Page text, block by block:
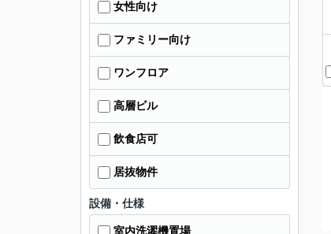
女性向け
ファミリー向け
ワンフロア
高層ビル
飲食店可
居抜物件
設備・仕様
室内洗濯機置場